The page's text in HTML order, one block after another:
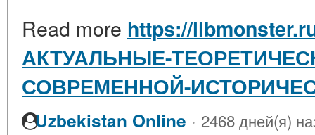
Read more https://
АКТУАЛЬНЫЕ-
СОВРЕМЕННОЙ-
Uzbekistan Online · 2468 дней(я)